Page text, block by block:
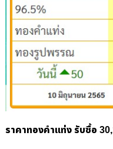
ราคาทองคำแท่ง รับซื้อ